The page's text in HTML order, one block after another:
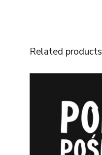
Related products